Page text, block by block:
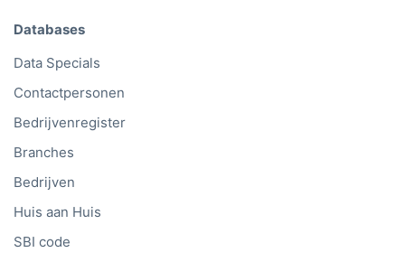
Databases
Data Specials
Contactpersonen
Bedrijvenregister
Branches
Bedrijven
Huis aan Huis
SBI code